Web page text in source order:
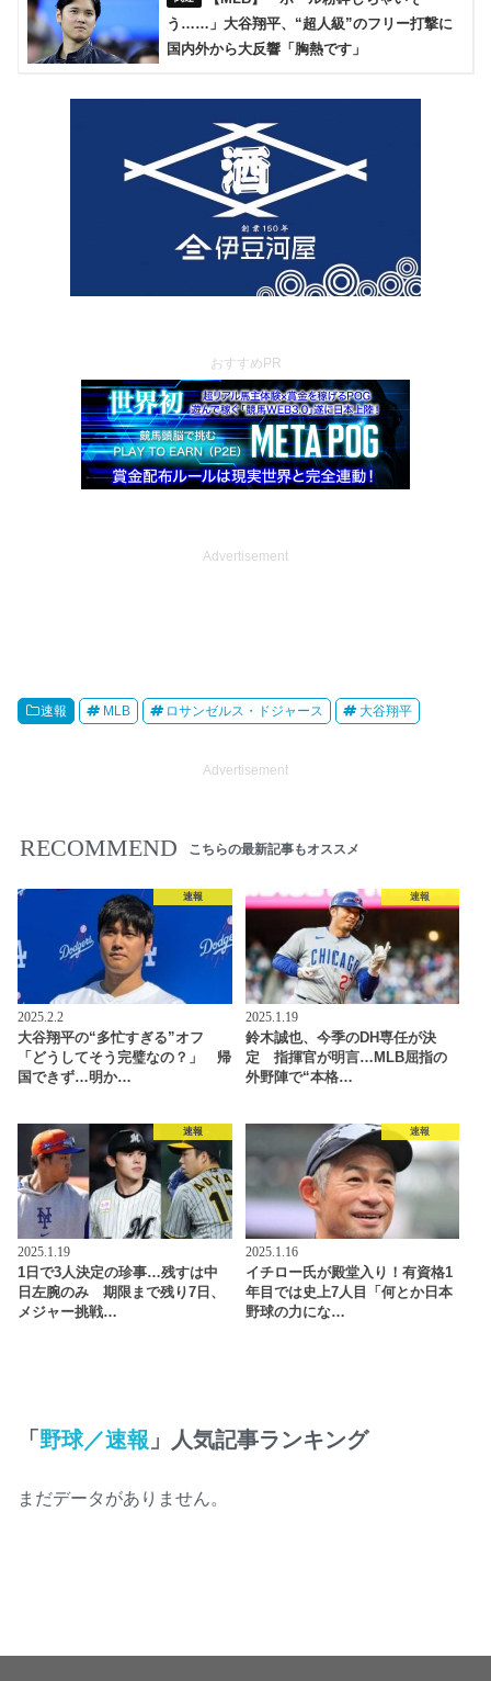
う……」大谷翔平、“超人級”のフリー打撃に
国内外から大反響「胸熱です」
おすすめPR
Advertisement
速報 MLB ロサンゼルス・ドジャース 大谷翔平
Advertisement
RECOMMEND こちらの最新記事もオススメ
速報
2025.2.2
大谷翔平の“多忙すぎる”オフ
「どうしてそう完璧なの？」 帰
国できず…明か…
速報
2025.1.19
鈴木誠也、今季のDH専任が決
定 指揮官が明言…MLB屈指の
外野陣で“本格…
速報
2025.1.19
1日で3人決定の珍事…残すは中
日左腕のみ 期限まで残り7日、
メジャー挑戦…
速報
2025.1.16
イチロー氏が殿堂入り！有資格1
年目では史上7人目「何とか日本
野球の力にな…
「 野球／速報 」人気記事ランキング
まだデータがありません。